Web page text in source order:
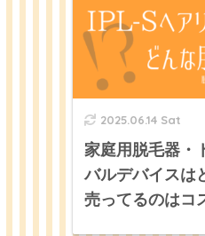
2025.06.14 Sat
家庭用脱毛器・
バルデバイスは
売ってるのはコ